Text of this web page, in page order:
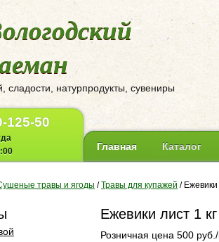
сладости, натурпродукты, сувениры
125-50
Главная Каталог
травы и ягоды / Травы для купажей / Ежевики
Ежевики лист 1 кг
Розничная цена 500 руб./